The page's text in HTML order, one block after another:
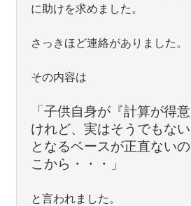
に助けを求めました。
さっきほど連絡がありました。
その内容は
「子供自身が『計算が得
けれど、実はそうでもな
となるベースが正直ない
こから・・・」
と言われました。